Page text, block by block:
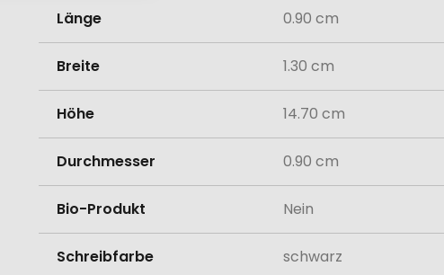
Länge 0.90 cm
Breite 1.30 cm
Höhe 14.70 cm
Durchmesser 0.90 cm
Bio-Produkt Nein
Schreibfarbe schwarz